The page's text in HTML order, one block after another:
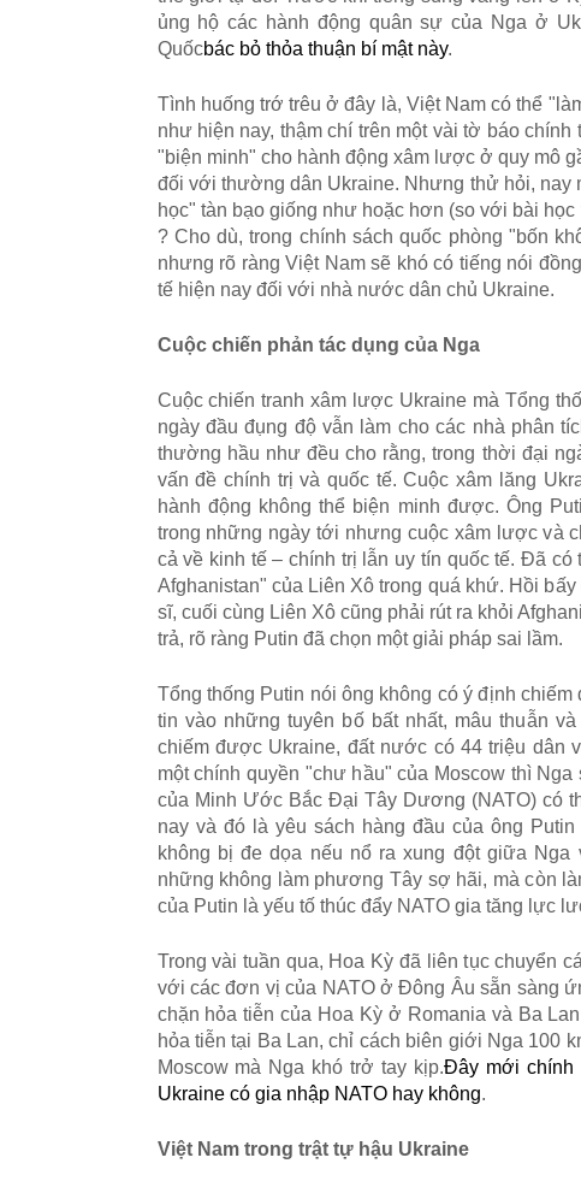
ủng hộ các hành động quân sự của Nga ở
Quốcbác bỏthỏa thuận bímật này.
Tình huống trớ trêuở đây l à, Việt Nam có thể " à
nhưhiện nay, thậm chí trên một vài tờ báo chính
"biện minh" cho hành động xâm l ược ở quy môg
đối với thường dân Ukraine. Nhưng thửhỏi, nay
học" tàn bạo giống nhưhoặc hơn (so với bài học
? Cho dù, trong chính sách quốc phòng "bốn kh
nhưng rõ ràng Việt Nam sẽ khócó tiếng nói đồ
tếhiện nay đối với nhà nước dân chủ Ukraine.
Cuộc chiến phản tác d ụng của Nga
Cuộc chiến tranh xâm l ược Ukraine mà Tổng thố
ngày đầuđụng độvẫn làm cho các nhà phân tí
thường hầu như đều cho rằng, trong thời đại ng
vấnđề chính trị và quốc tế. Cuộc xâm l ăng
hành động không thể biện minh được.Ông
trong những ngày tới nhưng cuộc xâm l ược và
cả về kinh tế – chính trị lẫn uy tín quốc tế. Đã có
Afghanistan" của Liên Xô trong quá khứ. Hồi bấy
sĩ, cuối cùng Liên Xôcũng phải rút ra khỏi
trả, rõràng Putin đã chọn một giải pháp sai l ầm.
Tổng thống Putin nói ông không có ý định chiếm
tin vào những tuyên bốbất nhất, mâu thuẫn và
chiếm được Ukraine, đất nước có44 triệu dân v
một chính quyền "chưhầu" của Moscow thìNga
của Minh Ước Bắc Đại Tây Dương (NATO) có
nay và đól à yêu sách hàng đầu của ông Putin
không bị đe dọa nếu nổra xung đột giữa Nga
những không l àm phương Tây sợ hãi, mà còn là
của Putin l à yếu tốthúc đẩy NATO gia tăng l ực l
Trong vài tuần qua, Hoa Kỳ đã liên tục chuyển cá
với cácđơn vị của NATOở Đông Âu sẵn sàng ứ
chặn hỏa tiễn của Hoa Kỳ ở Romania và Ba
hỏa tiễn tại Ba Lan, chỉ cách biên giới Nga 100
Moscow mà Nga khó trở tay kịp.Đây mới chính
Ukraine cógia nhập NATO hay không.
Việt Nam trong trật tựhậu Ukraine